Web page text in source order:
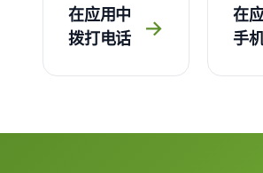
在应用中
拨打电话
→
在
手